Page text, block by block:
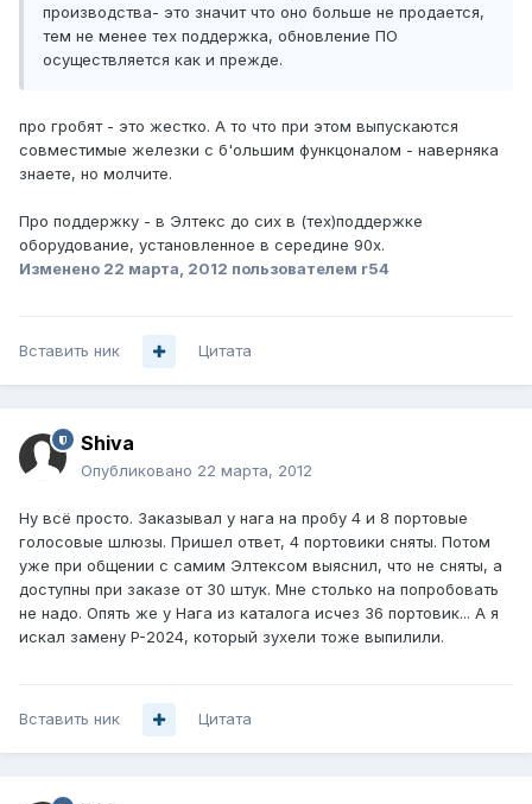
производства- это значит что оно больше не продается,
тем не менее тех поддержка, обновление ПО
осуществляется как и прежде.
про гробят - это жестко. А то что при этом выпускаются
совместимые железки с б'ольшим функцоналом - наверняка
знаете, но молчите.
Про поддержку - в Элтекс до сих в (тех)поддержке
оборудование, установленное в середине 90х.
Изменено 22 марта, 2012 пользователем r54
Вставить ник Цитата
Shiva
Опубликовано 22 марта, 2012
Ну всё просто. Заказывал у нага на пробу 4 и 8 портовые
голосовые шлюзы. Пришел ответ, 4 портовики сняты. Потом
уже при общении с самим Элтексом выяснил, что не сняты, а
доступны при заказе от 30 штук. Мне столько на попробовать
не надо. Опять же у Нага из каталога исчез 36 портовик... А я
искал замену P-2024, который зухели тоже выпилили.
Вставить ник Цитата